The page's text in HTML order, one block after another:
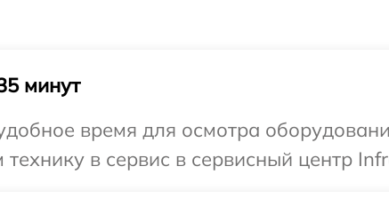
минут
время для осмотра
в сервис в сервисный центр